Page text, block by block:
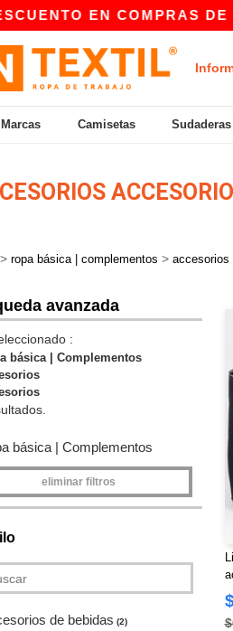
EN COMPRAS DE 80$
Marcas Camisetas Sudaderas
> ropa básica | complementos > accesorios
avanzada
:
básica | Complementos
básica | Complementos
eliminar filtros
de bebidas (2)